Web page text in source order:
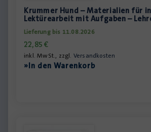
Krummer Hund – Materialien für
Lektürearbeit mit Aufgaben –
Lieferung bis 11.08.2026
22,85€
inkl. MwSt., zzgl. Versandkosten
»In den Warenkorb